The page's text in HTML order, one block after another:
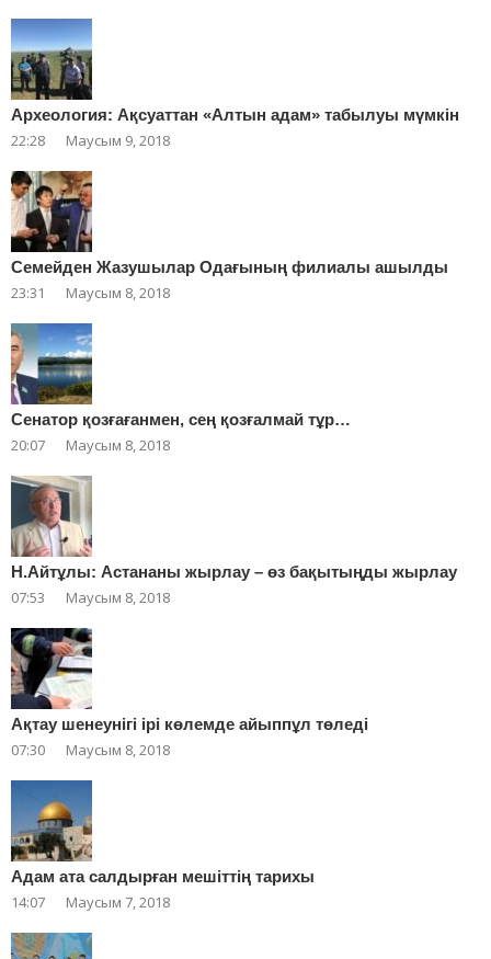
Археология: Ақсуаттан «Алтын адам» табылуы мүмкін
22:28 Маусым 9, 2018
Cемейден Жазушылар Одағының филиалы ашылды
23:31 Маусым 8, 2018
Сенатор қозғағанмен, сең қозғалмай тұр…
20:07 Маусым 8, 2018
Н.Айтұлы: Астананы жырлау – өз бақытыңды жырлау
07:53 Маусым 8, 2018
Ақтау шенеунігі ірі көлемде айыппұл төледі
07:30 Маусым 8, 2018
Адам ата салдырған мешіттің тарихы
14:07 Маусым 7, 2018